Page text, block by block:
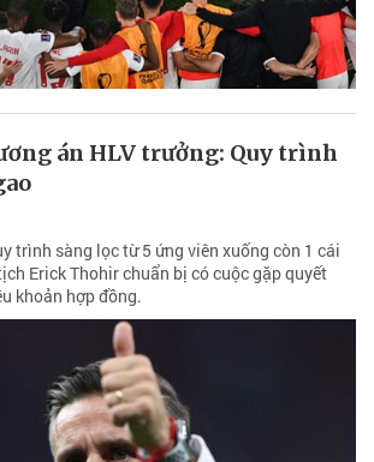
án HLV trưởng: Quy trình
trình sàng lọc từ 5 ứng viên xuống còn 1 cái
Erick Thohir chuẩn bị có cuộc gặp quyết
khoản hợp đồng.